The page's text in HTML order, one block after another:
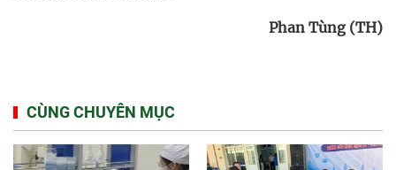
Phan Tùng (TH)
CÙNG CHUYÊN MỤC